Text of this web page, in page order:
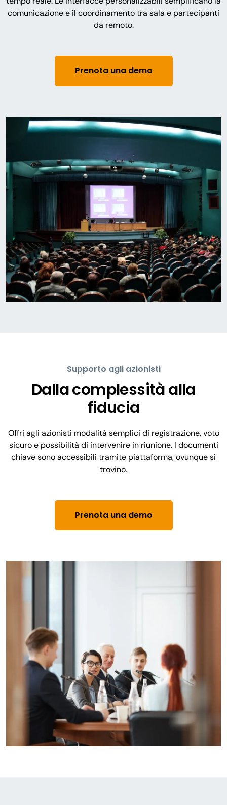
comunicazione e il coordinamento tra sala e partecipanti
da remoto.
Prenota una demo
Supporto agli azionisti
Dalla complessità alla
fiducia
Offri agli azionisti modalità semplici di registrazione, voto
sicuro e possibilità di intervenire in riunione. I documenti
chiave sono accessibili tramite piattaforma, ovunque si
trovino.
Prenota una demo